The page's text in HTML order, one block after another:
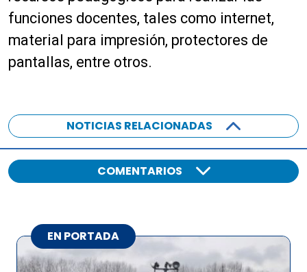
funciones docentes, tales como internet,
material para impresión, protectores de
pantallas, entre otros.
NOTICIAS RELACIONADAS
COMENTARIOS
EN PORTADA